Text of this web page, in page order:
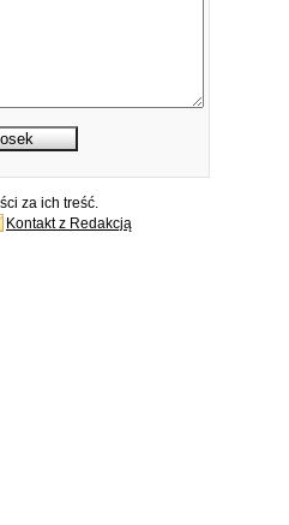
za ich treść.
Kontakt z Redakcją